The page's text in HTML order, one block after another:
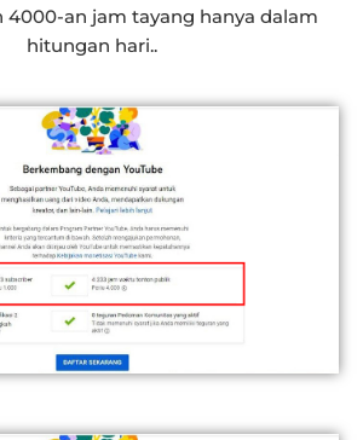
4000-an jam tayang hanya dalam
hitungan hari..